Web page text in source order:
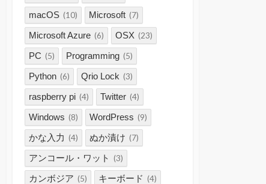
macOS (10) Microsoft (7)
Microsoft Azure (6) OSX (23)
PC (5) Programming (5)
Python (6) Qrio Lock (3)
raspberry pi (4) Twitter (4)
Windows (8) WordPress (9)
かな入力 (4) ぬか漬け (7)
アンコール・ワット (3)
カンボジア (5) キーボード (4)